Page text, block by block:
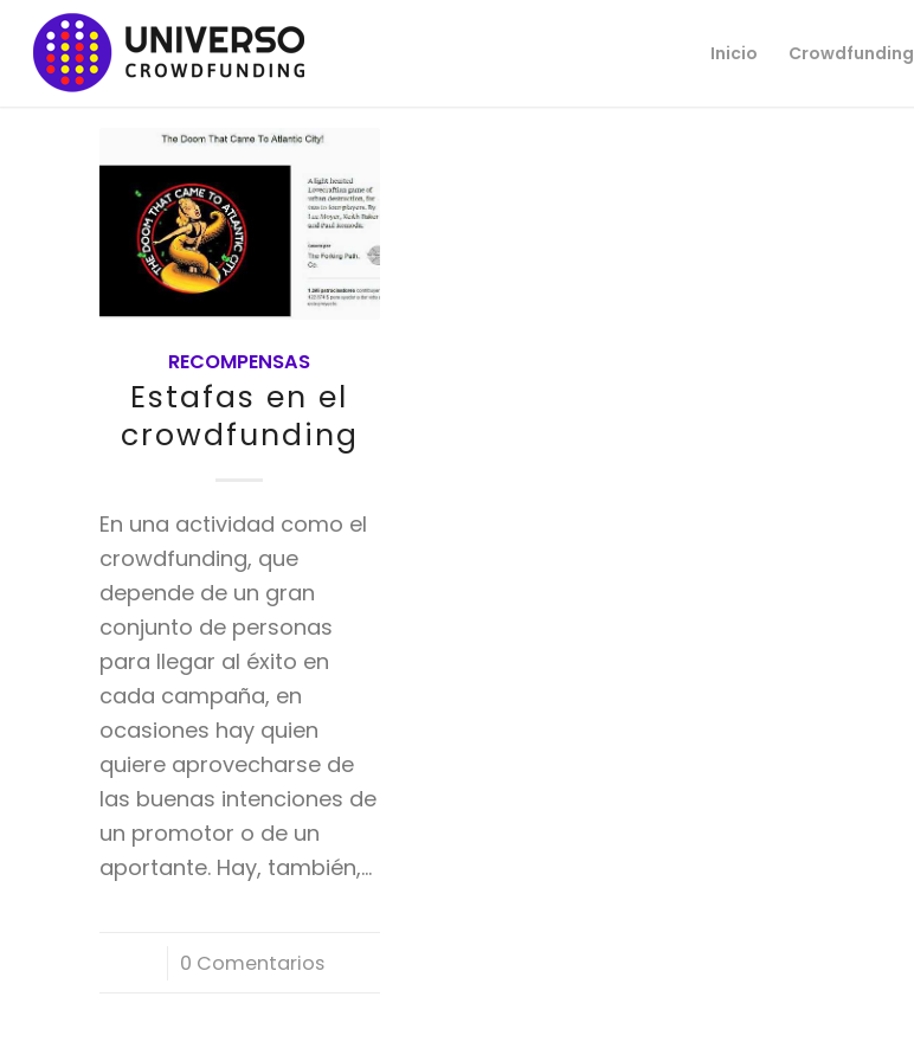
Inicio Crowdfunding
RECOMPENSAS
Estafas en el
crowdfunding
En una actividad como el
crowdfunding, que
depende de un gran
conjunto de personas
para llegar al éxito en
cada campaña, en
ocasiones hay quien
quiere aprovecharse de
las buenas intenciones de
un promotor o de un
aportante. Hay, también,…
0 Comentarios